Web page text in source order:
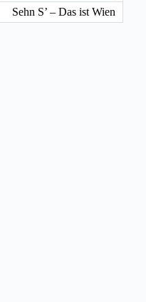
Sehn S’ – Das ist Wien